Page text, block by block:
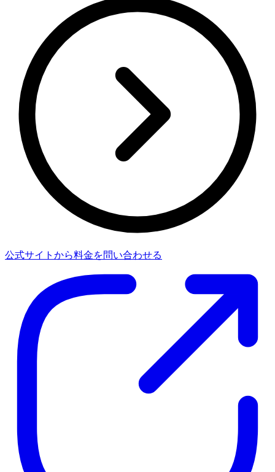
公式サイトから料金を問い合わせる